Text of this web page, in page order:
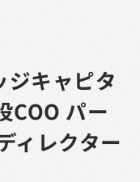
キャピタ
COO パー
ィレクター